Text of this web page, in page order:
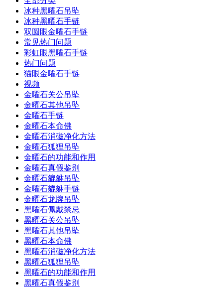
冰种黑曜石吊坠
冰种黑曜石手链
双圆眼金曜石手链
常见热门问题
彩虹眼黑曜石手链
热门问题
猫眼金曜石手链
视频
金曜石关公吊坠
金曜石其他吊坠
金曜石手链
金曜石本命佛
金曜石消磁净化方法
金曜石狐狸吊坠
金曜石的功能和作用
金曜石真假鉴别
金曜石貔貅吊坠
金曜石貔貅手链
金曜石龙牌吊坠
黑曜石佩戴禁忌
黑曜石关公吊坠
黑曜石其他吊坠
黑曜石本命佛
黑曜石消磁净化方法
黑曜石狐狸吊坠
黑曜石的功能和作用
黑曜石真假鉴别